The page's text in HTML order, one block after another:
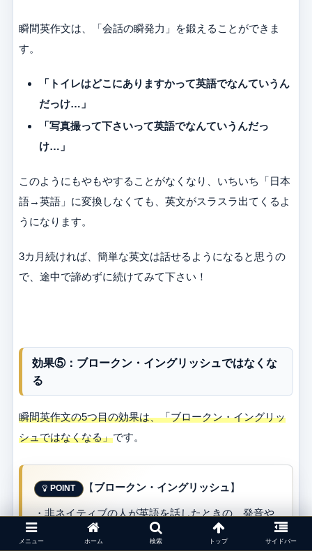
瞬間英作文は、「会話の瞬発力」を鍛えることができま
す。
「トイレはどこにありますかって英語でなんていうん
だっけ…」
「写真撮って下さいって英語でなんていうんだっ
け…」
このようにもやもやすることがなくなり、いちいち「日本
語→英語」に変換しなくても、英文がスラスラ出てくるよ
うになります。
3カ月続ければ、簡単な英文は話せるようになると思うの
で、途中で諦めずに続けてみて下さい！
効果⑤：ブロークン・イングリッシュではなくな
る
瞬間英作文の5つ目の効果は、「ブロークン・イングリッ
シュではなくなる」です。
【ブロークン・イングリッシュ】
・非ネイティブの人が英語を話したときの、発音や
文法が間違っている英語のこと
メニュー ホーム 検索 トップ サイドバー